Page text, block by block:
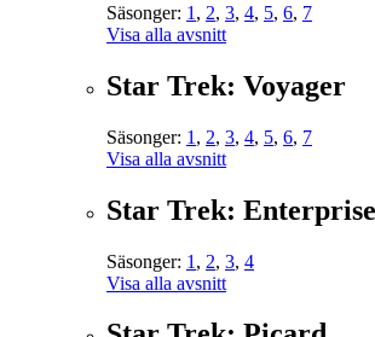
Säsonger: 1 , 2, 3, 4, 5, 6, 7
Visa alla avsnitt
Star Trek: Voyager
Säsonger: 1 , 2, 3, 4, 5, 6, 7
Visa alla avsnitt
Star Trek: Enterprise
Säsonger: 1 , 2, 3, 4
Visa alla avsnitt